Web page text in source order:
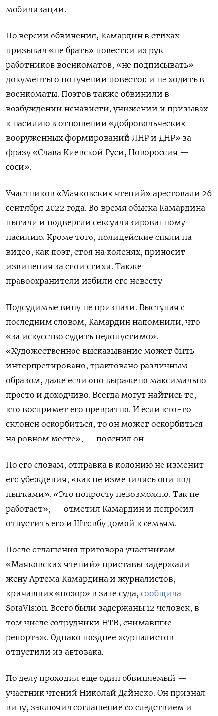
мобилизации.
По версии обвинения, Камардин в стихах
призывал «не брать» повестки из рук
работников военкоматов, «не подписывать»
документы о получении повесток и не ходить в
военкоматы. Поэтов также обвинили в
возбуждении ненависти, унижении и призывах
к насилию в отношении «добровольческих
вооруженных формирований ЛНР и ДНР» за
фразу «Слава Киевской Руси, Новороссия —
соси».
Участников «Маяковских чтений» арестовали 26
сентября 2022 года. Во время обыска Камардина
пытали и подвергли сексуализированному
насилию. Кроме того, полицейские сняли на
видео, как поэт, стоя на коленях, приносит
извинения за свои стихи. Также
правоохранители избили его невесту.
Подсудимые вину не признали. Выступая с
последним словом, Камардин напомнили, что
«за искусство судить недопустимо».
«Художественное высказывание может быть
интерпретировано, трактовано различным
образом, даже если оно выражено максимально
просто и доходчиво. Всегда могут найтись те,
кто воспримет его превратно. И если кто-то
склонен оскорбиться, то он может оскорбиться
на ровном месте», — пояснил он.
По его словам, отправка в колонию не изменит
его убеждения, «как не изменились они под
пытками». «Это попросту невозможно. Так не
работает», — отметил Камардин и попросил
отпустить его и Штовбу домой к семьям.
После оглашения приговора участникам
«Маяковских чтений» приставы задержали
жену Артема Камардина и журналистов,
кричавших «позор» в зале суда, сообщила
SotaVision. Всего были задержаны 12 человек, в
том числе сотрудники НТВ, снимавшие
репортаж. Однако позднее журналистов
отпустили из автозака.
По делу проходил еще один обвиняемый —
участник чтений Николай Дайнеко. Он признал
вину, заключил соглашение со следствием и